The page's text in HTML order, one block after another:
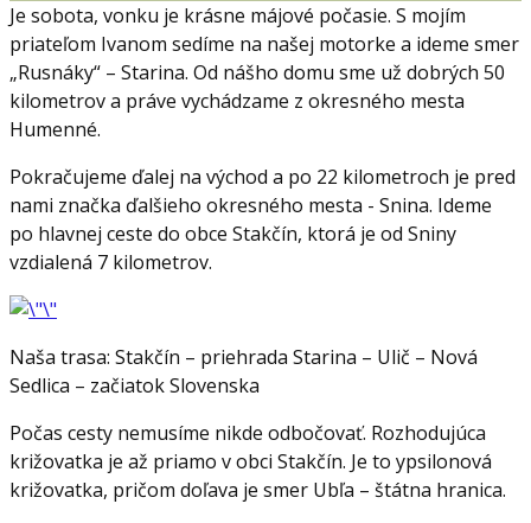
Je sobota, vonku je krásne májové počasie. S mojím
priateľom Ivanom sedíme na našej motorke a ideme smer
„Rusnáky“ – Starina. Od nášho domu sme už dobrých 50
kilometrov a práve vychádzame z okresného mesta
Humenné.
Pokračujeme ďalej na východ a po 22 kilometroch je pred
nami značka ďalšieho okresného mesta - Snina. Ideme
po hlavnej ceste do obce Stakčín, ktorá je od Sniny
vzdialená 7 kilometrov.
Naša trasa: Stakčín – priehrada Starina – Ulič – Nová
Sedlica – začiatok Slovenska
Počas cesty nemusíme nikde odbočovať. Rozhodujúca
križovatka je až priamo v obci Stakčín. Je to ypsilonová
križovatka, pričom doľava je smer Ubľa – štátna hranica.